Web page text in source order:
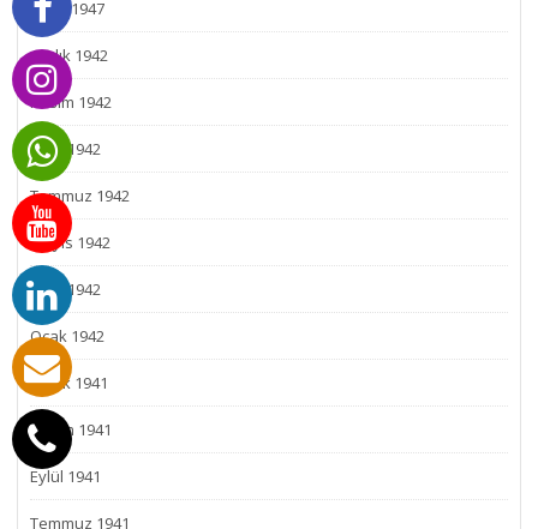
Ocak 1947
Aralık 1942
Kasım 1942
Ekim 1942
Temmuz 1942
Mayıs 1942
Mart 1942
Ocak 1942
Aralık 1941
Kasım 1941
Eylül 1941
Temmuz 1941